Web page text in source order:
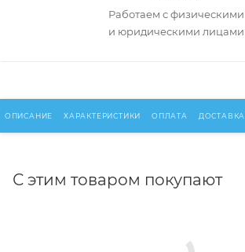
Работаем с физическими
и юридическими лицами
ОПИСАНИЕ ХАРАКТЕРИСТИКИ ОПЛАТА ДОСТАВКА
С этим товаром покупают